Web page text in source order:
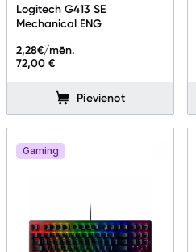
Logitech G413 SE
Mechanical ENG
72,00 €
2,28€/mēn.
Pievienot
Gaming